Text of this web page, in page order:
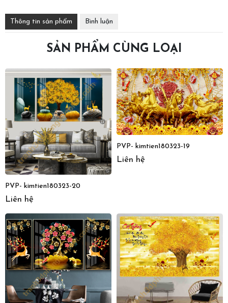
Thông tin sản phẩm Bình luận
SẢN PHẨM CÙNG LOẠI
PVP- kimtien180323-20
Liên hệ
PVP- kimtien180323-19
Liên hệ